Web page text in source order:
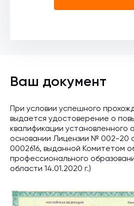
Ваш документ
При условии успешного
выдается удостоверение о
квалификации установленного
основании Лицензии № 002-20
0002616, выданной Комитетом
профессионального
области 14.01.2020 г.)